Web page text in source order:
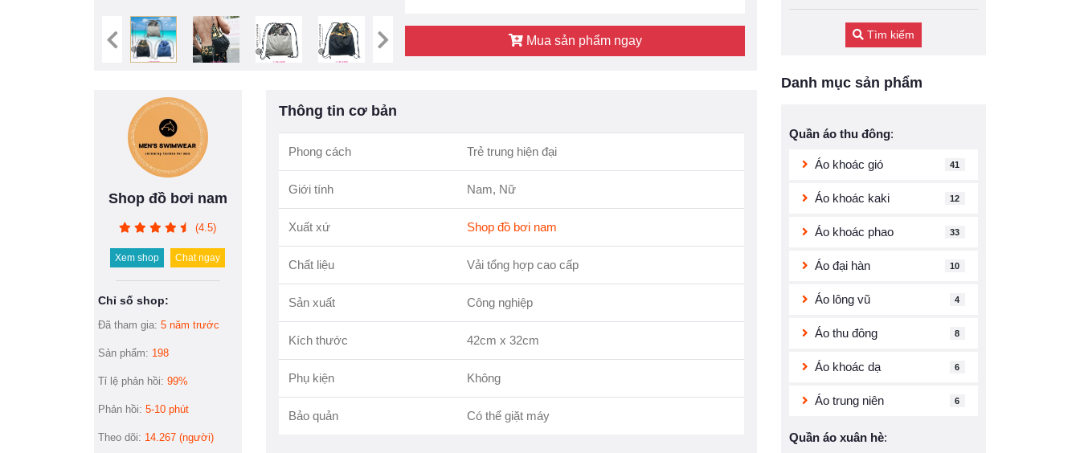
Mua sản phẩm ngay
Shop đồ bơi nam
(4.5)
Xem shop Chat ngay
Chỉ số shop:
Đã tham gia: 5 năm trước
Sản phẩm: 198
Tỉ lệ phản hồi: 99%
Phản hồi: 5-10 phút
Theo dõi: 14.267 (người)
Thông tin cơ bản
Phong cách Trẻ trung hiện đại
Giới tính Nam, Nữ
Xuất xứ Shop đồ bơi nam
Chất liệu Vải tổng hợp cao cấp
Sản xuất Công nghiệp
Kích thước 42cm x 32cm
Phụ kiện Không
Bảo quản Có thể giặt máy
Tìm kiếm
Danh mục sản phẩm
Quần áo thu đông:
Áo khoác gió 41
Áo khoác kaki 12
Áo khoác phao 33
Áo đại hàn 10
Áo lông vũ 4
Áo thu đông 8
Áo khoác dạ 6
Áo trung niên 6
Quần áo xuân hè: